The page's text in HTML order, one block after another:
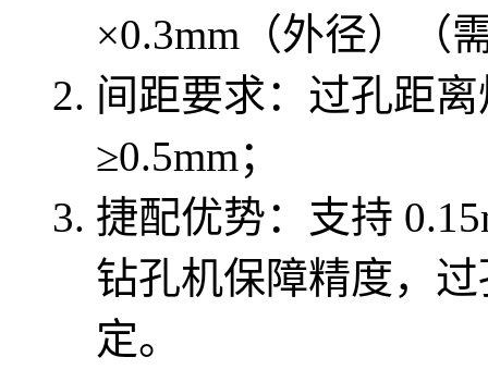
×0.3mm（外径）（
间距要求：过孔距
≥0.5mm；
捷配优势：支持
钻孔机保障精度，
定。